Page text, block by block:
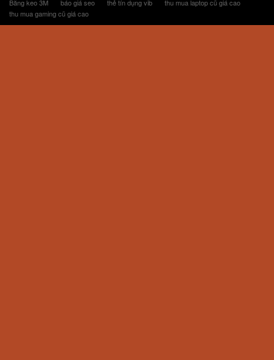
Băng keo 3M báo giá seo thẻ tín dụng vib
thu mua laptop cũ giá cao
thu mua gaming cũ giá cao